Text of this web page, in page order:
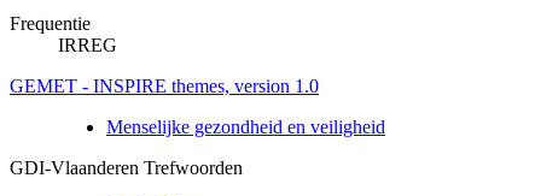
Frequentie
IRREG
GEMET - INSPIRE themes, version 1.0
Menselijke gezondheid en veiligheid
GDI-Vlaanderen Trefwoorden